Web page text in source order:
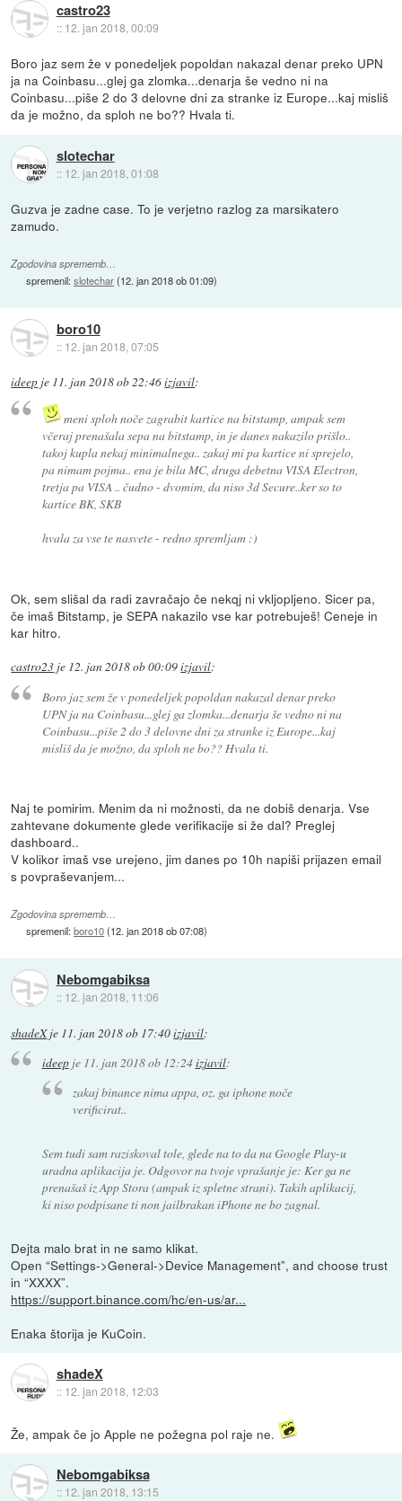
castro23
:: 12. jan 2018, 00:09
Boro jaz sem že v ponedeljek popoldan nakazal denar preko UPN
ja na Coinbasu...glej ga zlomka...denarja še vedno ni na
Coinbasu...piše 2 do 3 delovne dni za stranke iz Europe...kaj misliš
da je možno, da sploh ne bo?? Hvala ti.
slotechar
:: 12. jan 2018, 01:08
Guzva je zadne case. To je verjetno razlog za marsikatero
zamudo.
Zgodovina sprememb…
spremenil:slotechar(12. jan 2018 ob 01:09)
boro10
:: 12. jan 2018, 07:05
ideep je 11. jan 2018 ob 22:46izjavil:
meni sploh noče zagrabit kartice na bitstamp, ampak sem
včeraj prenašala sepa na bitstamp, in je danes nakazilo prišlo..
takoj kupla nekaj minimalnega.. zakaj mi pa kartice ni sprejelo,
pa nimam pojma.. ena je bila MC, druga debetna VISA Electron,
tretja pa VISA .. čudno - dvomim, da niso 3d Secure..ker so to
kartice BK, SKB
hvala za vse te nasvete - redno spremljam :)
Ok, sem slišal da radi zavračajo če nekqj ni vkljopljeno. Sicer pa,
če imaš Bitstamp, je SEPA nakazilo vse kar potrebuješ! Ceneje in
kar hitro.
castro23 je 12. jan 2018 ob 00:09izjavil:
Boro jaz sem že v ponedeljek popoldan nakazal denar preko
UPN ja na Coinbasu...glej ga zlomka...denarja še vedno ni na
Coinbasu...piše 2 do 3 delovne dni za stranke iz Europe...kaj
misliš da je možno, da sploh ne bo?? Hvala ti.
Naj te pomirim. Menim da ni možnosti, da ne dobiš denarja. Vse
zahtevane dokumente glede verifikacije si že dal? Preglej
dashboard..
V kolikor imaš vse urejeno, jim danes po 10h napiši prijazen email
s povpraševanjem...
Zgodovina sprememb…
spremenil:boro10(12. jan 2018 ob 07:08)
Nebomgabiksa
:: 12. jan 2018, 11:06
shadeXje 11. jan 2018 ob 17:40izjavil:
ideepje 11. jan 2018 ob 12:24izjavil:
zakaj binance nima appa, oz. ga iphone noče
verificirat..
Sem tudi sam raziskoval tole, glede na to da na Google Play-u
uradna aplikacija je. Odgovor na tvoje vprašanje je: Ker ga ne
prenašaš iz App Stora (ampak iz spletne strani). Takih aplikacij,
ki niso podpisane ti non jailbrakan iPhone ne bo zagnal.
Dejta malo brat in ne samo klikat.
Open “Settings->General->Device Management”, and choose trust
in “XXXX”.
https://support.binance.com/hc/en-us/ar...
Enaka štorija je KuCoin.
shadeX
:: 12. jan 2018, 12:03
Že, ampak če jo Apple ne požegna pol raje ne.
Nebomgabiksa
:: 12. jan 2018, 13:15